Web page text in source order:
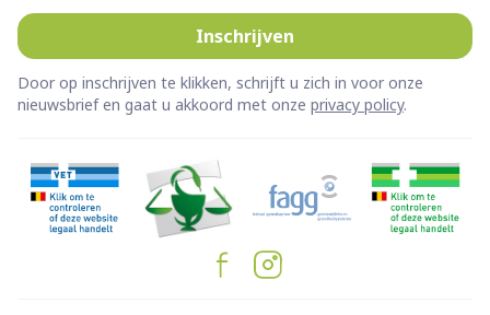
Inschrijven
Door op inschrijven te klikken, schrijft u zich in voor onze
nieuwsbrief en gaat u akkoord met onze privacy policy.